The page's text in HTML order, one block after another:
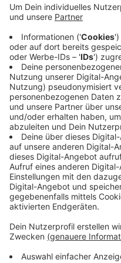
Wer sich künftig testen
Kreis an einigen Stellen
Beispielsweise in der
und Nordkirchen, dem
beim Autohaus Voss in
sind die Tests nicht
Teststellen finden Sie
Anzeige